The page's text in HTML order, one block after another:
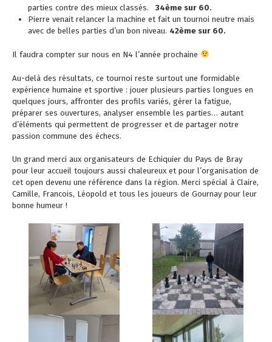
parties contre des mieux classés.
34ème sur 60.
Pierre venait relancer la machine et fait un tournoi neutre mais
avec de belles parties d’un bon niveau. 42ème sur 60.
Il faudra compter sur nous en N4 l’année prochaine
Au-delà des résultats, ce tournoi reste surtout une formidable
expérience humaine et sportive : jouer plusieurs parties longues en
quelques jours, affronter des profils variés, gérer la fatigue,
préparer ses ouvertures, analyser ensemble les parties… autant
d’éléments qui permettent de progresser et de partager notre
passion commune des échecs.
Un grand merci aux organisateurs de Echiquier du Pays de Bray
pour leur accueil toujours aussi chaleureux et pour l’organisation de
cet open devenu une référence dans la région. Merci spécial à Claire,
Camille, Francois, Léopold et tous les joueurs de Gournay pour leur
bonne humeur !